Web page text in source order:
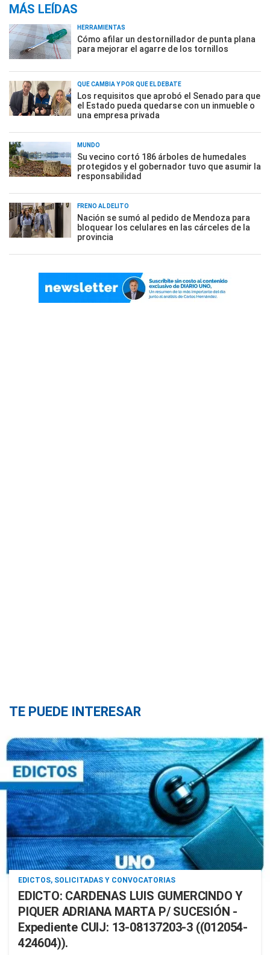
MÁS LEÍDAS
HERRAMIENTAS
Cómo afilar un destornillador de punta plana
para mejorar el agarre de los tornillos
QUÉ CAMBIA Y POR QUÉ EL DEBATE
Los requisitos que aprobó el Senado para que
el Estado pueda quedarse con un inmueble o
una empresa privada
MUNDO
Su vecino cortó 186 árboles de humedales
protegidos y el gobernador tuvo que asumir la
responsabilidad
FRENO AL DELITO
Nación se sumó al pedido de Mendoza para
bloquear los celulares en las cárceles de la
provincia
TE PUEDE INTERESAR
EDICTOS, SOLICITADAS Y CONVOCATORIAS
EDICTO: CARDENAS LUIS GUMERCINDO Y
PIQUER ADRIANA MARTA P/ SUCESIÓN -
Expediente CUIJ: 13-08137203-3 ((012054-
424604)).